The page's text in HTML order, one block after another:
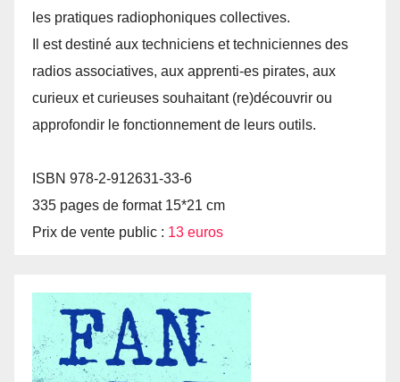
les pratiques radiophoniques collectives.
Il est destiné aux techniciens et techniciennes des
radios associatives, aux apprenti-es pirates, aux
curieux et curieuses souhaitant (re)découvrir ou
approfondir le fonctionnement de leurs outils.
ISBN 978-2-912631-33-6
335 pages de format 15*21 cm
Prix de vente public : 13 euros